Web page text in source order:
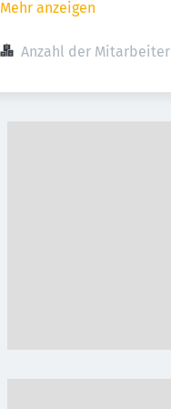
Mehr anzeigen
Anzahl der Mitarbeiter